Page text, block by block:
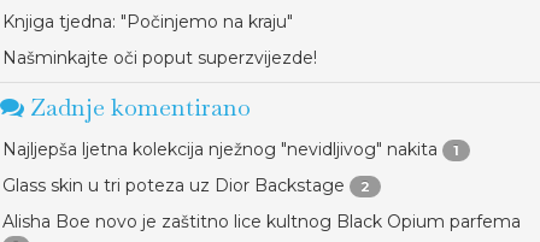
Knjiga tjedna: "Počinjemo na kraju"
Našminkajte oči poput superzvijezde!
Zadnje komentirano
Najljepša ljetna kolekcija nježnog "nevidljivog" nakita 1
Glass skin u tri poteza uz Dior Backstage 2
Alisha Boe novo je zaštitno lice kultnog Black Opium parfema